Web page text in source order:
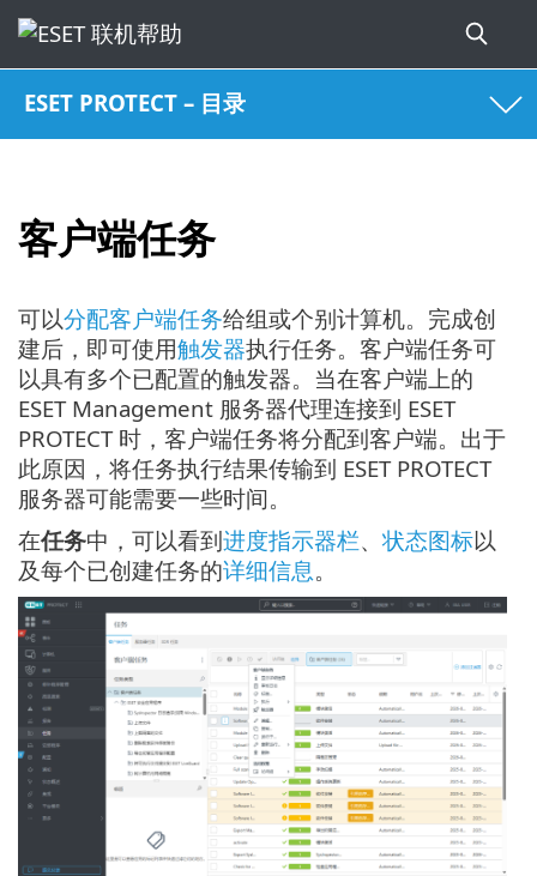
ESET PROTECT – 目录
客户端任务
可以分配客户端任务给组或个别计算机。完成创
建后，即可使用触发器执行任务。客户端任务可
以具有多个已配置的触发器。当在客户端上的
ESET Management 服务器代理连接到 ESET
PROTECT 时，客户端任务将分配到客户端。出于
此原因，将任务执行结果传输到 ESET PROTECT
服务器可能需要一些时间。
在任务中，可以看到进度指示器栏、状态图标以
及每个已创建任务的详细信息。